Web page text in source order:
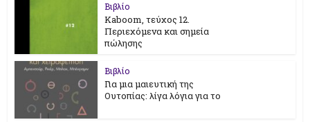
Βιβλίο
Kaboom, τεύχος 12.
Περιεχόμενα και σημεία
πώλησης
Βιβλίο
Για μια μαιευτική της
Ουτοπίας: λίγα λόγια για το